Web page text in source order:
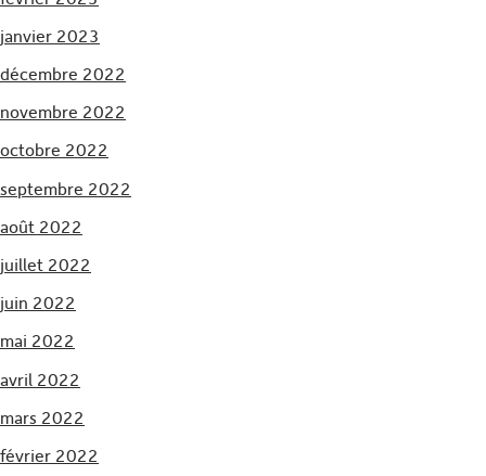
janvier 2023
décembre 2022
novembre 2022
octobre 2022
septembre 2022
août 2022
juillet 2022
juin 2022
mai 2022
avril 2022
mars 2022
février 2022